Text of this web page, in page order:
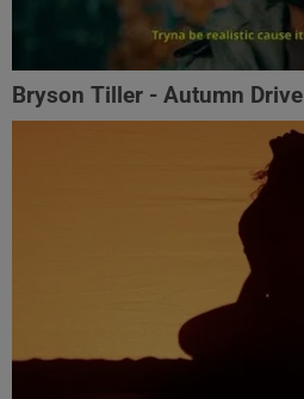
Bryson Tiller - Autumn Drive